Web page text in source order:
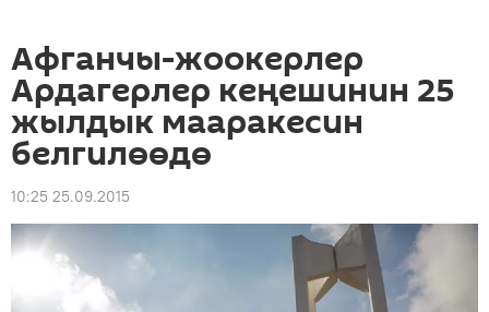
Афганчы-жоокерлер
Ардагерлер кеңешинин 25
жылдык мааракесин
белгилөөдө
10:25 25.09.2015